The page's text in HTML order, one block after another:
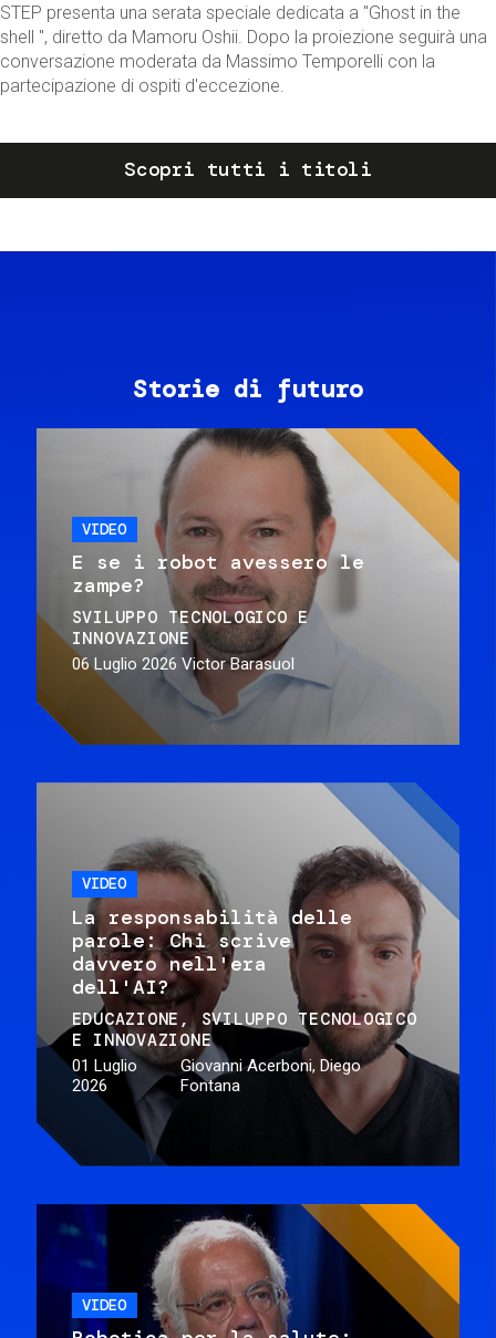
STEP presenta una serata speciale dedicata a "Ghost in the
shell ", diretto da Mamoru Oshii. Dopo la proiezione seguirà una
conversazione moderata da Massimo Temporelli con la
partecipazione di ospiti d'eccezione.
Scopri tutti i titoli
Storie di futuro
VIDEO
E se i robot avessero le
zampe?
SVILUPPO TECNOLOGICO E
INNOVAZIONE
06 Luglio 2026 Victor Barasuol
VIDEO
La responsabilità delle
parole: Chi scrive
davvero nell'era
dell'AI?
EDUCAZIONE
SVILUPPO TECNOLOGICO
E INNOVAZIONE
01 Luglio
2026
Giovanni Acerboni, Diego
Fontana
VIDEO